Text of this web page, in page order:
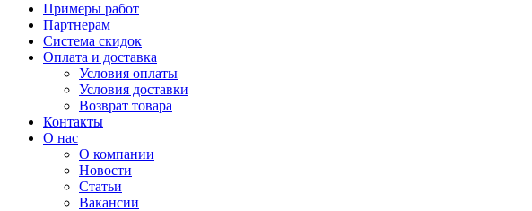
Примеры работ
Партнерам
Система скидок
Оплата и доставка
Условия оплаты
Условия доставки
Возврат товара
Контакты
О нас
О компании
Новости
Статьи
Вакансии